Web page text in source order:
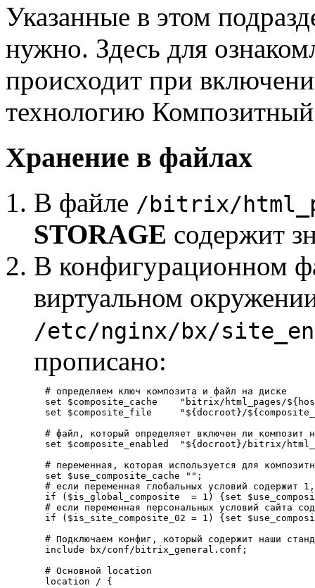
Указанные в этом
нужно. Здесь для
происходит при
технологию
Хранение в файлах
В файле /bitrix/
STORAGE содержит
В конфигурационном
виртуальном
/etc/nginx/bx/
прописано:
  # определяем ключ композита и файл на диске
set $composite_cache    "bitrix/html_pages/
set $composite_file     "${docroot}/
# файл, который определяет включен ли композит
set $composite_enabled  "${docroot}/bitrix/
# переменная, которая используется для
  set $use_composite_cache "";
# если переменная глобальных условий содержит
if ($is_global_composite  = 1) {set
# если переменная персональных условий сайта
if ($is_site_composite_02 = 1) {set
# Подключаем конфиг, который содержит наши
  include bx/conf/bitrix_general.conf;
  # Основной location
  location / {